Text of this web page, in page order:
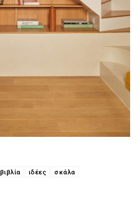
βιβλία ιδέες σκάλα